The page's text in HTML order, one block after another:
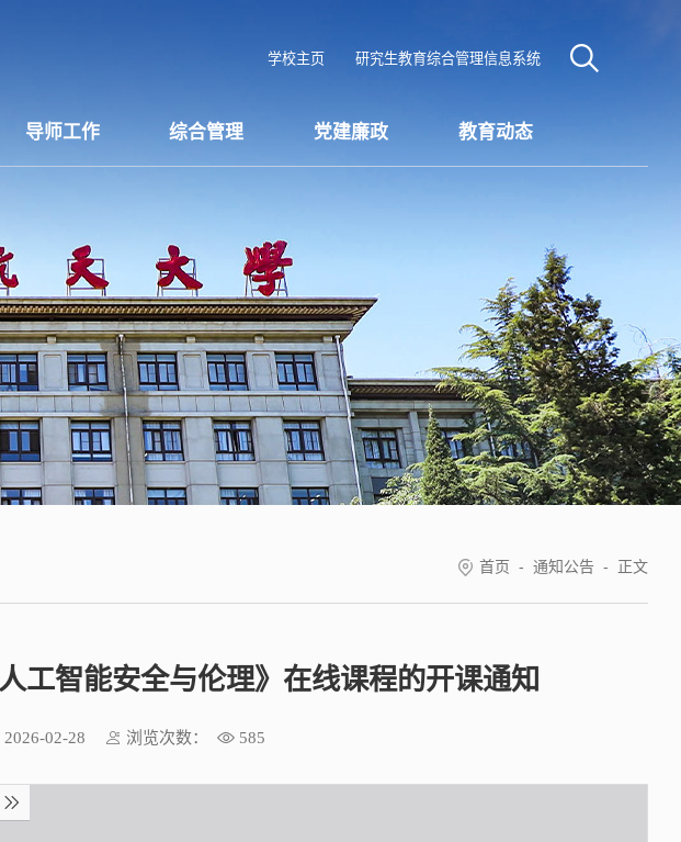
学校主页 研究生教育综合管理信息系统
导师工作 综合管理 党建廉政 教育动态
首页 - 通知公告 - 正文
工智能安全与伦理》在线课程的开课通知
2026-02-28 浏览次数： 585